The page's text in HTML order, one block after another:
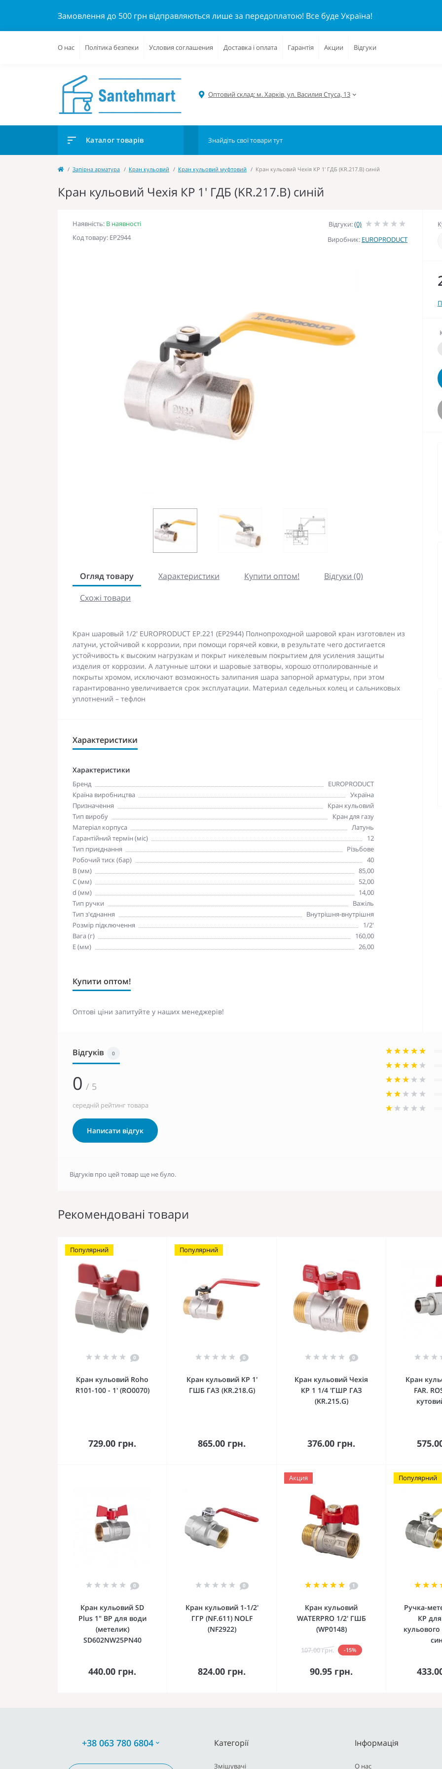
Замовлення до 500 грн відправляються лише за передоплатою! Все буде Україна!
О нас Політика безпеки Условия соглашения Доставка і оплата Гарантія Акции Відгуки
Оптовий склад: м. Харків, ул. Василия Стуса, 13
Каталог товарів
Запірна арматура Кран кульовий Кран кульовий муфтовий Кран кульовий Чехія КР 1' ГДБ (KR.217.B) синій
Кран кульовий Чехія КР 1' ГДБ (KR.217.B) синій
Наявність: В наявності
Код товару: EP2944
Відгуки:(0)
Виробник: EUROPRODUCT
Огляд товару Характеристики Купити оптом!
Відгуки (0)
Схожі товари
Кран шаровый 1/2' EUROPRODUCT EP.221 (EP2944) Полнопроходной шаровой кран изготовлен из
латуни, устойчивой к коррозии, при помощи горячей ковки, в результате чего достигается
устойчивость к высоким нагрузкам и покрыт никелевым покрытием для усиления защиты
изделия от коррозии. А латунные штоки и шаровые затворы, хорошо отполированные и
покрыты хромом, исключают возможность залипания шара запорной арматуры, при этом
гарантированно увеличивается срок эксплуатации. Материал седельных колец и сальниковых
уплотнений – тефлон
Характеристики
Характеристики
Бренд
EUROPRODUCT
Країна виробництва
Україна
Призначення
Кран кульовий
Тип виробу
Кран для газу
Матеріал корпуса
Латунь
Гарантійний термін (міс)
12
Тип приєднання
Різьбове
Робочий тиск (бар)
40
B (мм)
85,00
C (мм)
52,00
d (мм)
14,00
Тип ручки
Важіль
Тип з'єднання
Внутрішня-внутрішня
Розмір підключення
1/2'
Вага (г)
160,00
Е (мм)
26,00
Купити оптом!
Оптові ціни запитуйте у наших менеджерів!
Відгуків 0
0 / 5
середній рейтинг товара
Написати відгук
Відгуків про цей товар ще не було.
Рекомендовані товари
Популярний
0
Кран кульовий Roho
R101-100 - 1' (RO0070)
729.00 грн.
До кошика
Популярний
0
Кран кульовий КР 1'
ГШБ ГАЗ (KR.218.G)
865.00 грн.
До кошика
0
Кран кульовий Чехія
КР 1 1/4 'ГШР ГАЗ
(KR.215.G)
376.00 грн.
До кошика
Кран
FAR.
До
0
Кран кульовий SD
Plus 1" ВР для води
(метелик)
SD602NW25PN40
440.00 грн.
До кошика
0
Кран кульовий 1-1/2'
ГГР (NF.611) NOLF
(NF2922)
824.00 грн.
До кошика
Акция
1
Кран кульовий
WATERPRO 1/2' ГШБ
(WP0148)
107.00 грн. -15%
90.95 грн.
До кошика
Популярний
Ручка-
КР
кульового
До
+38 063 780 6804 Категорії
Змішувачі
Інформація
О нас